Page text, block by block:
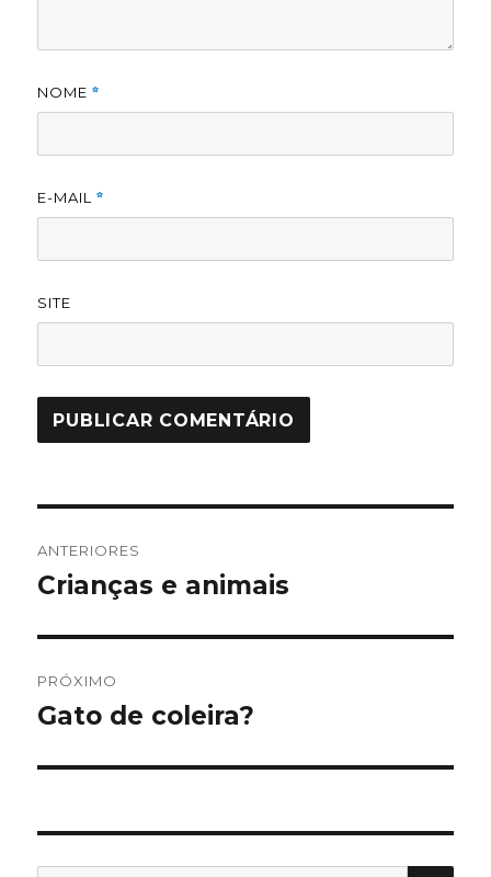
NOME*
E-MAIL*
SITE
de
ANTERIORES
Post
Crianças e animais
PRÓXIMO
Próximo
Gato de coleira?